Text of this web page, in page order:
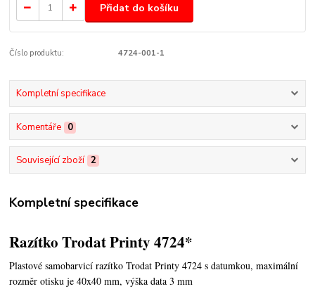
Přidat do košíku
Číslo produktu: 4724-001-1
Kompletní specifikace
Komentáře 0
Související zboží 2
Kompletní specifikace
Razítko Trodat Printy 4724*
Plastové samobarvicí razítko Trodat Printy 4724 s datumkou,maximální
rozměr otisku je 40x40 mm, výška data 3 mm